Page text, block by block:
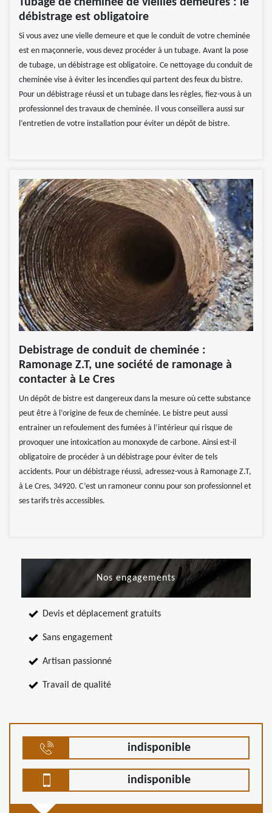
Tubage de cheminée de vieilles demeures : le
débistrage est obligatoire
Si vous avez une vielle demeure et que le conduit de votre cheminée
est en maçonnerie, vous devez procéder à un tubage. Avant la pose
de tubage, un débistrage est obligatoire. Ce nettoyage du conduit de
cheminée vise à éviter les incendies qui partent des feux du bistre.
Pour un débistrage réussi et un tubage dans les règles, fiez-vous à un
professionnel des travaux de cheminée. Il vous conseillera aussi sur
l’entretien de votre installation pour éviter un dépôt de bistre.
Debistrage de conduit de cheminée :
Ramonage Z.T, une société de ramonage à
contacter à Le Cres
Un dépôt de bistre est dangereux dans la mesure où cette substance
peut être à l’origine de feux de cheminée. Le bistre peut aussi
entrainer un refoulement des fumées à l’intérieur qui risque de
provoquer une intoxication au monoxyde de carbone. Ainsi est-il
obligatoire de procéder à un débistrage pour éviter de tels
accidents. Pour un débistrage réussi, adressez-vous à Ramonage Z.T,
à Le Cres, 34920. C’est un ramoneur connu pour son professionnel et
ses tarifs très accessibles.
Nos engagements
Devis et déplacement gratuits
Sans engagement
Artisan passionné
Travail de qualité
indisponible
indisponible